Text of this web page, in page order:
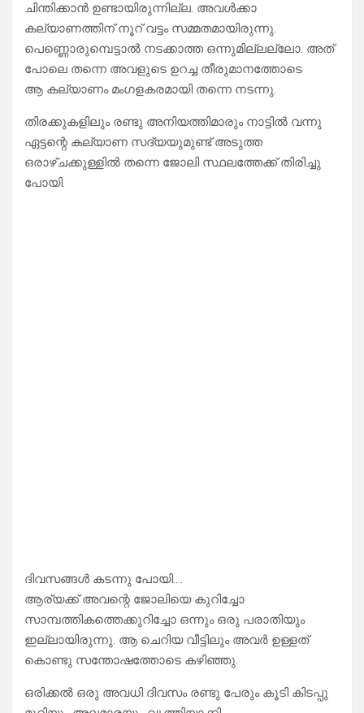
ചിന്തിക്കാൻ ഉണ്ടായിരുന്നില്ല. അവൾക്കാ
കല്യാണത്തിന് നൂറ് വട്ടം സമ്മതമായിരുന്നു.
പെണ്ണൊരുമ്പെട്ടാൽ നടക്കാത്ത ഒന്നുമില്ലല്ലോ. അത്
പോലെ തന്നെ അവളുടെ ഉറച്ച തീരുമാനത്തോടെ
ആ കല്യാണം മംഗളകരമായി തന്നെ നടന്നു.
തിരക്കുകളിലും രണ്ടു അനിയത്തിമാരും നാട്ടിൽ വന്നു
ഏട്ടന്റെ കല്യാണ സദ്യയുമുണ്ട് അടുത്ത
ഒരാഴ്ചക്കുള്ളിൽ തന്നെ ജോലി സ്ഥലത്തേക്ക് തിരിച്ചു
പോയി.
ദിവസങ്ങൾ കടന്നു പോയി….
ആര്യക്ക് അവന്റെ ജോലിയെ കുറിച്ചോ
സാമ്പത്തികത്തെക്കുറിച്ചോ ഒന്നും ഒരു പരാതിയും
ഇല്ലായിരുന്നു. ആ ചെറിയ വീട്ടിലും അവർ ഉള്ളത്
കൊണ്ടു സന്തോഷത്തോടെ കഴിഞ്ഞു.
ഒരിക്കൽ ഒരു അവധി ദിവസം രണ്ടു പേരും കൂടി കിടപ്പു